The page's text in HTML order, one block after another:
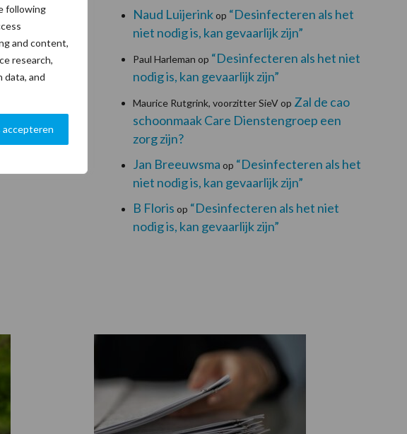
following
and content,
research,
data, and
accepteren
Naud Luijerinkop “Desinfecteren als het
niet nodig is, kan gevaarlijk zijn”
Paul Harleman op “Desinfecteren als het niet
nodig is, kan gevaarlijk zijn”
Maurice Rutgrink, voorzitter SieVop Zal de cao
schoonmaak Care Dienstengroep een
zorg zijn?
Jan Breeuwsma op “Desinfecteren als het
niet nodig is, kan gevaarlijk zijn”
B Floris op “Desinfecteren als het niet
nodig is, kan gevaarlijk zijn”